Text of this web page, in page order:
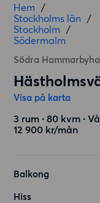
Hem /
Stockholms län /
Stockholm /
Södermalm
Södra
Visa på karta
3 rum ∙ 80 kvm ∙
12 900 kr/mån
Balkong
Hiss